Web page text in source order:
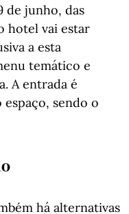
de junho, das
hotel vai estar
a esta
temático e
A entrada é
sendo o
há alternativas